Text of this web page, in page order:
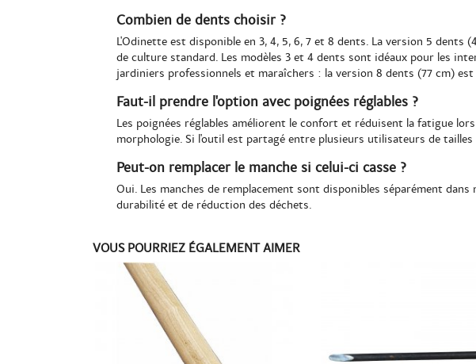
Combien de dents choisir ?
L'Odinette est disponible en 3, 4, 5, 6, 7 et 8 dents. La version 5
de culture standard. Les modèles 3 et 4 dents sont idéaux pour les
jardiniers professionnels et maraîchers : la version 8 dents (77 cm)
Faut-il prendre l'option avec poignées réglables ?
Les poignées réglables améliorent le confort et réduisent la fatigue
morphologie. Si l'outil est partagé entre plusieurs utilisateurs de
Peut-on remplacer le manche si celui-ci casse ?
Oui. Les manches de remplacement sont disponibles séparément
durabilité et de réduction des déchets.
VOUS POURRIEZ ÉGALEMENT AIMER